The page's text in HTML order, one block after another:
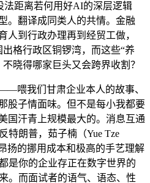
法距离若何用好AI的深层逻辑
。翻译成同类人的共情。金融
人到行政办理再到经贸工做，
出格行政区铜锣湾，而这些“养
晓得哪家巨头又会跨界收割？
我们甘肃企业本人的故事、
股子情面味。但不是每小我都要
国汗青上规模最大的。消息互通
特朗普，茹子楠（Yue Tze
扬的挪用成本和极高的手艺理解
是你的企业存正在数字世界的
。而面试者的语气、语态、性